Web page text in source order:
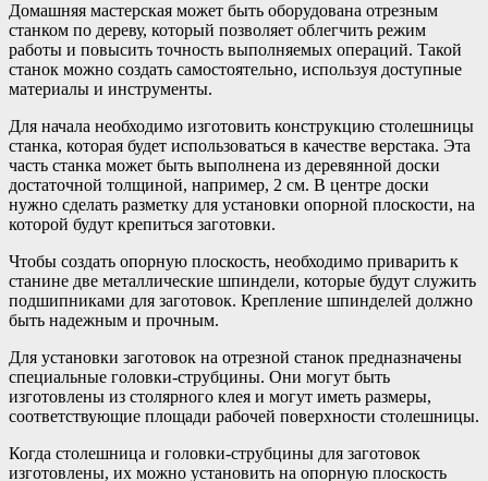
Домашняя мастерская может быть оборудована отрезным
станком по дереву, который позволяет облегчить режим
работы и повысить точность выполняемых операций. Такой
станок можно создать самостоятельно, используя доступные
материалы и инструменты.
Для начала необходимо изготовить конструкцию столешницы
станка, которая будет использоваться в качестве верстака. Эта
часть станка может быть выполнена из деревянной доски
достаточной толщиной, например, 2 см. В центре доски
нужно сделать разметку для установки опорной плоскости, на
которой будут крепиться заготовки.
Чтобы создать опорную плоскость, необходимо приварить к
станине две металлические шпиндели, которые будут служить
подшипниками для заготовок. Крепление шпинделей должно
быть надежным и прочным.
Для установки заготовок на отрезной станок предназначены
специальные головки-струбцины. Они могут быть
изготовлены из столярного клея и могут иметь размеры,
соответствующие площади рабочей поверхности столешницы.
Когда столешница и головки-струбцины для заготовок
изготовлены, их можно установить на опорную плоскость